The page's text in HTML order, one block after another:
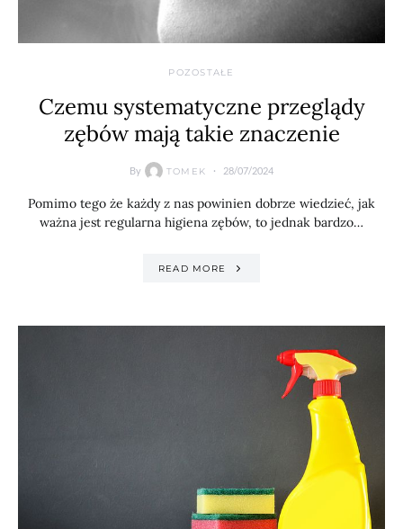
POZOSTAŁE
Czemu systematyczne przeglądy
zębów mają takie znaczenie
By TOMEK 28/07/2024
Pomimo tego że każdy z nas powinien dobrze wiedzieć, jak
ważna jest regularna higiena zębów, to jednak bardzo…
READ MORE